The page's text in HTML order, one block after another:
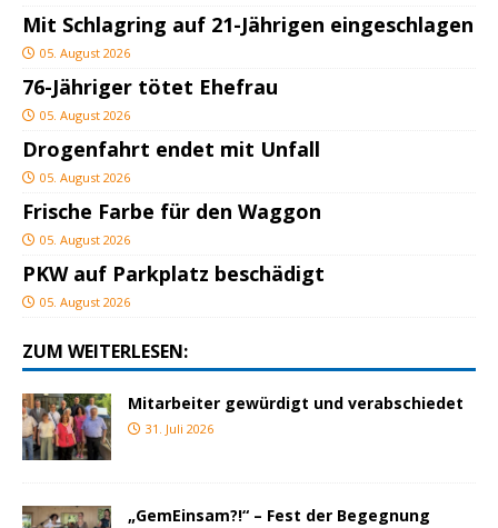
Mit Schlagring auf 21-Jährigen eingeschlagen
05. August 2026
76-Jähriger tötet Ehefrau
05. August 2026
Drogenfahrt endet mit Unfall
05. August 2026
Frische Farbe für den Waggon
05. August 2026
PKW auf Parkplatz beschädigt
05. August 2026
ZUM WEITERLESEN:
Mitarbeiter gewürdigt und verabschiedet
31. Juli 2026
„GemEinsam?!“ – Fest der Begegnung